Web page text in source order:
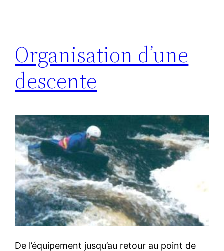
Organisation d’une
descente
De l’équipement jusqu’au retour au point de